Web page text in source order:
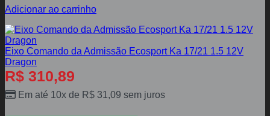
Adicionar ao carrinho
Eixo Comando da Admissão Ecosport Ka 17/21 1.5 12V
Dragon
R$ 310,89
Em até 10x de R$ 31,09 sem juros